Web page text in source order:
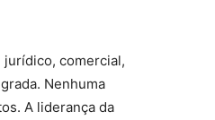
jurídico, comercial,
Nenhuma
A liderança da